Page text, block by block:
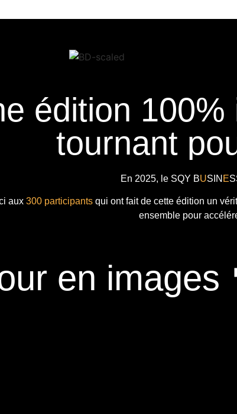
édition
tournant
En 2025, le SQY BUSIN E
aux 300 participantsqui ont fait de cette édition un
ensemble pour
en images